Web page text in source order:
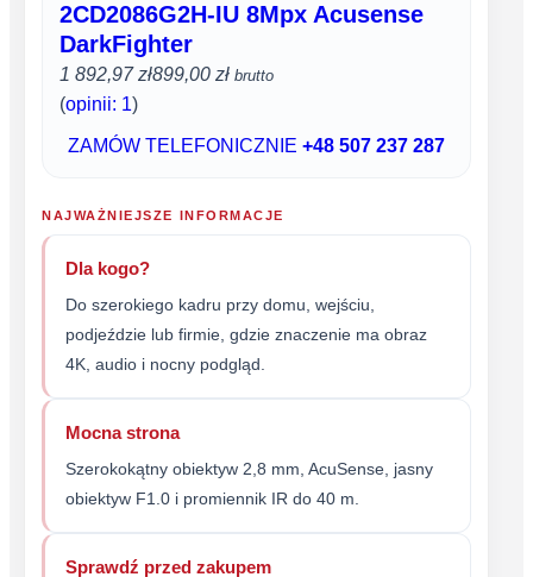
2CD2086G2H-IU 8Mpx Acusense
DarkFighter
1 892,97 zł899,00 zł brutto
(opinii: 1)
ZAMÓW TELEFONICZNIE +48 507 237 287
NAJWAŻNIEJSZE INFORMACJE
Dla kogo?
Do szerokiego kadru przy domu, wejściu,
podjeździe lub firmie, gdzie znaczenie ma obraz
4K, audio i nocny podgląd.
Mocna strona
Szerokokątny obiektyw 2,8 mm, AcuSense, jasny
obiektyw F1.0 i promiennik IR do 40 m.
Sprawdź przed zakupem